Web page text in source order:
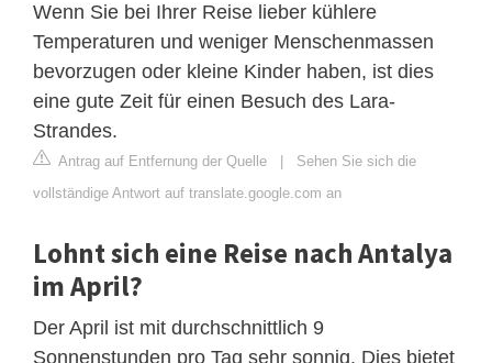
Wenn Sie bei Ihrer Reise lieber kühlere
Temperaturen und weniger Menschenmassen
bevorzugen oder kleine Kinder haben, ist dies
eine gute Zeit für einen Besuch des Lara-
Strandes.
Antrag auf Entfernung der Quelle | Sehen Sie sich die
vollständige Antwort auf translate.google.com an
Lohnt sich eine Reise nach Antalya
im April?
Der April ist mit durchschnittlich 9
Sonnenstunden pro Tag sehr sonnig. Dies bietet